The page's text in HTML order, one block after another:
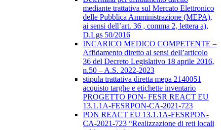
mediante trattativa sul Mercato Elettronico
delle Pubblica Amministrazione (MEPA),
ai sensi dell’art. 36 , comma 2, lettera a),
D.Lgs 50/2016
INCARICO MEDICO COMPETENTE –
Affidamento diretto ai sensi dell’articolo
36 del Decreto Legislativo 18 aprile 2016,
n.50 – A.S. 2022-2023
stipula trattativa diretta mepa 2140051
acquisto targhe e etichette inventario
PROGETTO PON- FESR REACT EU
13.1.1A-FESRPON-CA-2021-723
PON REACT EU 13.1.1A-FESRPON-
CA-2021-723 “Realizzazione di reti locali